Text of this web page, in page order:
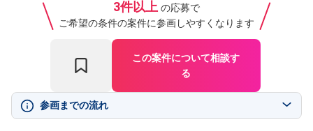
3件以上 の応募で
ご希望の条件の案件に参画しやすくなります
この案件について相談す
る
参画までの流れ